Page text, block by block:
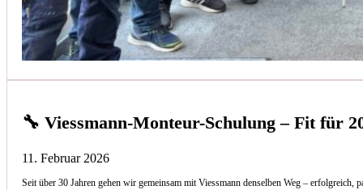
🔧 Viessmann-Monteur-Schulung – Fit für
11. Februar 2026
Seit über 30 Jahren gehen wir gemeinsam mit Viessmann denselben Weg – erfolgreich,